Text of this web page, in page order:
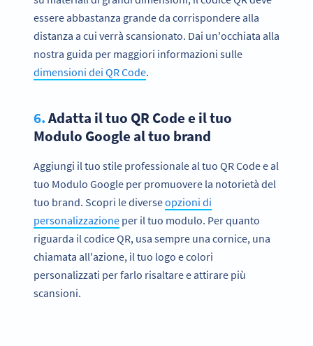
essere abbastanza grande da corrispondere alla
distanza a cui verrà scansionato. Dai un'occhiata alla
nostra guida per maggiori informazioni sulle
dimensioni dei QR Code.
6.Adatta il tuo QR Code e il tuo
Modulo Google al tuo brand
Aggiungi il tuo stile professionale al tuo QR Code e al
tuo Modulo Google per promuovere la notorietà del
tuo brand. Scopri le diverseopzioni di
personalizzazione per il tuo modulo. Per quanto
riguarda il codice QR, usa sempre una cornice, una
chiamata all'azione, il tuo logo e colori
personalizzati per farlo risaltare e attirare più
scansioni.